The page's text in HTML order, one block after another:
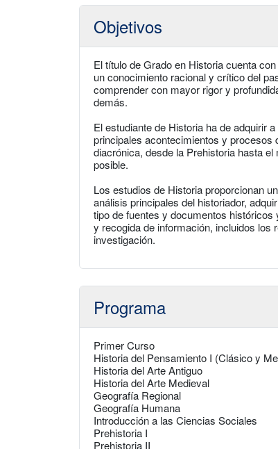
Objetivos
El título de Grado en Historia cuenta
un conocimiento racional y crítico del
comprender con mayor rigor y
demás.
El estudiante de Historia ha de adquirir
principales acontecimientos y procesos
diacrónica, desde la Prehistoria hasta
posible.
Los estudios de Historia proporcionan
análisis principales del historiador,
tipo de fuentes y documentos
y recogida de información, incluidos
investigación.
Programa
Primer Curso
Historia del Pensamiento I (Clásico y
Historia del Arte Antiguo
Historia del Arte Medieval
Geografía Regional
Geografía Humana
Introducción a las Ciencias Sociales
Prehistoria I
Prehistoria II